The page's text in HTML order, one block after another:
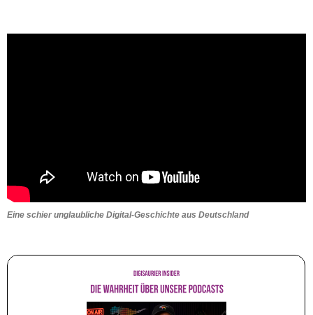
Eine schier unglaubliche Digital-Geschichte aus Deutschland